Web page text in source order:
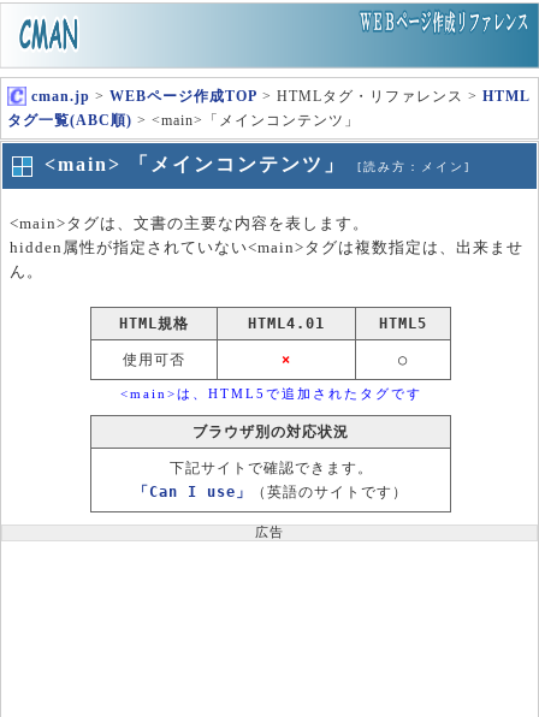
cman.jp > WEBページ作成TOP > HTMLタグ・リファレンス > HTML
タグ一覧(ABC順) > <main>「メインコンテンツ」
<main> 「メインコンテンツ」 [読み方：メイン]
<main>タグは、文書の主要な内容を表します。
hidden属性が指定されていない<main>タグは複数指定は、出来ませ
ん。
HTML規格 HTML4.01 HTML5
使用可否 × ○
<main>は、HTML5で追加されたタグです
ブラウザ別の対応状況
下記サイトで確認できます。
「Can I use」
（英語のサイトです）
広告